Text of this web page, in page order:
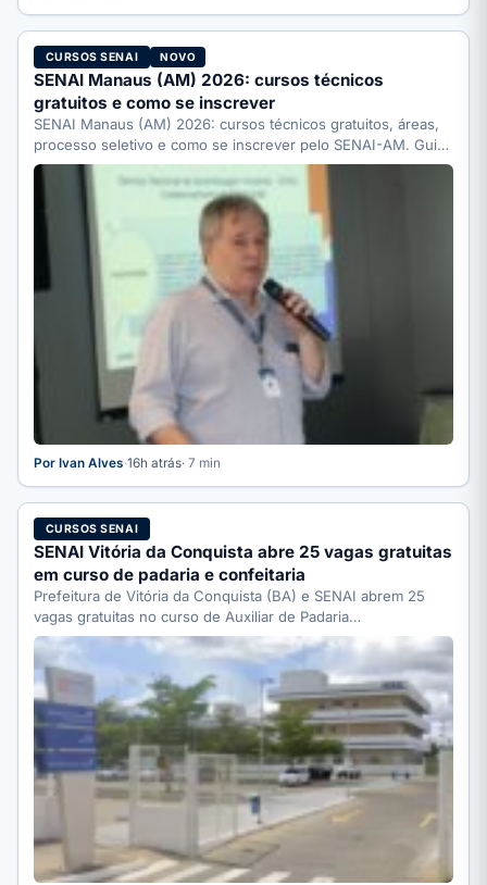
CURSOS SENAI NOVO
SENAI Manaus (AM) 2026: cursos técnicos
gratuitos e como se inscrever
SENAI Manaus (AM) 2026: cursos técnicos gratuitos, áreas,
processo seletivo e como se inscrever pelo SENAI-AM. Guia
completo.
Por Ivan Alves·16h atrás· 7 min
CURSOS SENAI
SENAI Vitória da Conquista abre 25 vagas gratuitas
em curso de padaria e confeitaria
Prefeitura de Vitória da Conquista (BA) e SENAI abrem 25
vagas gratuitas no curso de Auxiliar de Padaria…